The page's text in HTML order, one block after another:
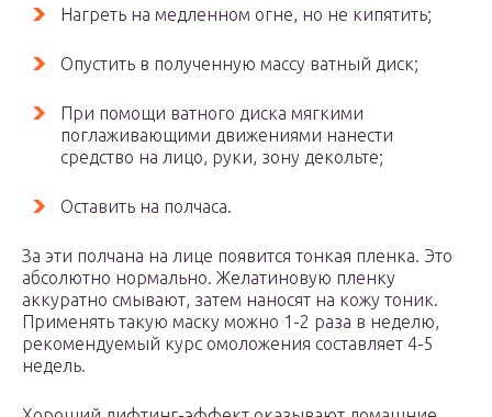
Нагреть на медленном огне, но не кипятить;
Опустить в полученную массу ватный диск;
При помощи ватного диска мягкими
поглаживающими движениями нанести
средство на лицо, руки, зону декольте;
Оставить на полчаса.
За эти полчана на лице появится тонкая пленка. Это
абсолютно нормально. Желатиновую пленку
аккуратно смывают, затем наносят на кожу тоник.
Применять такую маску можно 1-2 раза в неделю,
рекомендуемый курс омоложения составляет 4-5
недель.